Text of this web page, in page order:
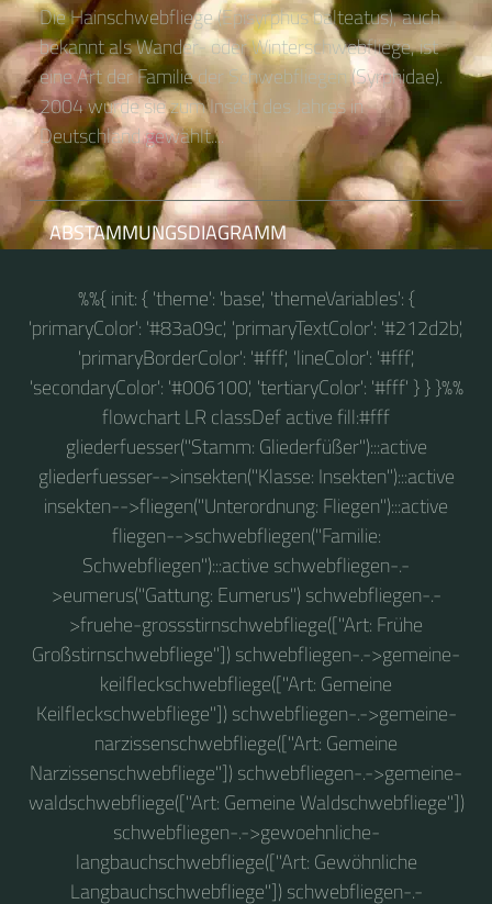
Die Hainschwebfliege (Episyrphus balteatus), auch
bekannt als Wander- oder Winterschwebfliege, ist
eine Art der Familie der Schwebfliegen (Syrphidae).
2004 wurde sie zum Insekt des Jahres in
Deutschland gewählt....
ABSTAMMUNGSDIAGRAMM
%%{ init: { 'theme': 'base', 'themeVariables': {
'primaryColor': '#83a09c', 'primaryTextColor': '#212d2b',
'primaryBorderColor': '#fff', 'lineColor': '#fff',
'secondaryColor': '#006100', 'tertiaryColor': '#fff' } } }%%
flowchart LR classDef active fill:#fff
gliederfuesser("Stamm: Gliederfüßer"):::active
gliederfuesser-->insekten("Klasse: Insekten"):::active
insekten-->fliegen("Unterordnung: Fliegen"):::active
fliegen-->schwebfliegen("Familie:
Schwebfliegen"):::active schwebfliegen-.-
>eumerus("Gattung: Eumerus") schwebfliegen-.-
>fruehe-grossstirnschwebfliege(["Art: Frühe
Großstirnschwebfliege"]) schwebfliegen-.->gemeine-
keilfleckschwebfliege(["Art: Gemeine
Keilfleckschwebfliege"]) schwebfliegen-.->gemeine-
narzissenschwebfliege(["Art: Gemeine
Narzissenschwebfliege"]) schwebfliegen-.->gemeine-
waldschwebfliege(["Art: Gemeine Waldschwebfliege"])
schwebfliegen-.->gewoehnliche-
langbauchschwebfliege(["Art: Gewöhnliche
Langbauchschwebfliege"]) schwebfliegen-.-